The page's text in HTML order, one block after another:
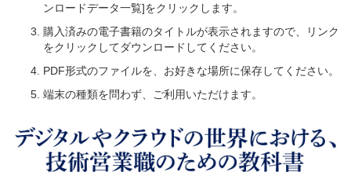
ンロードデータ一覧]をクリックします。
購入済みの電子書籍のタイトルが表示されますので、リンク
をクリックしてダウンロードしてください。
PDF形式のファイルを、お好きな場所に保存してください。
端末の種類を問わず、ご利用いただけます。